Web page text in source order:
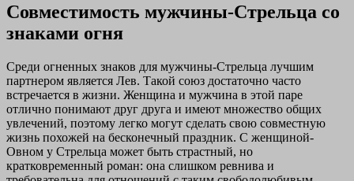
Совместимость мужчины-Стрельца со
знаками огня
Среди огненных знаков для мужчины-Стрельца лучшим
партнером является Лев. Такой союз достаточно часто
встречается в жизни. Женщина и мужчина в этой паре
отлично понимают друг друга и имеют множество общих
увлечений, поэтому легко могут сделать свою совместную
жизнь похожей на бесконечный праздник. С женщиной-
Овном у Стрельца может быть страстный, но
кратковременный роман: она слишком ревнива и